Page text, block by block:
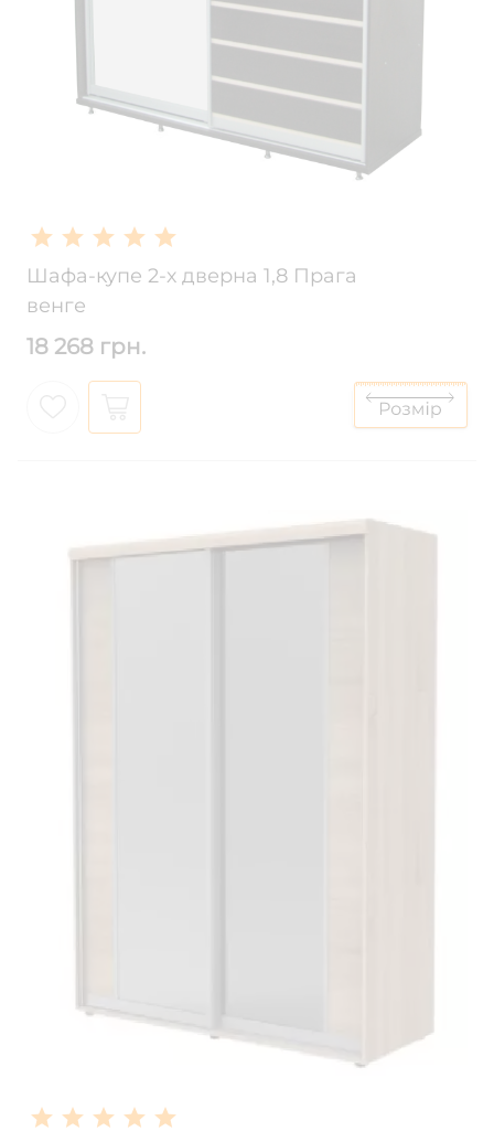
Шафа-купе 2-х дверна 1,8 Прага
венге
18 268 грн.